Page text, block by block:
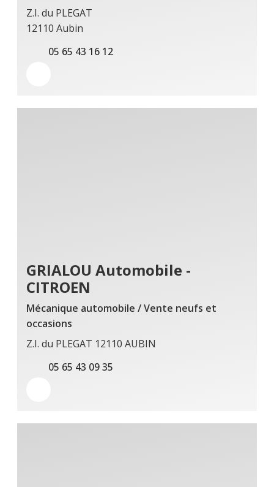
Z.I. du PLEGAT
12110 Aubin
05 65 43 16 12
GRIALOU Automobile -
CITROEN
Mécanique automobile / Vente neufs et
occasions
Z.I. du PLEGAT 12110 AUBIN
05 65 43 09 35